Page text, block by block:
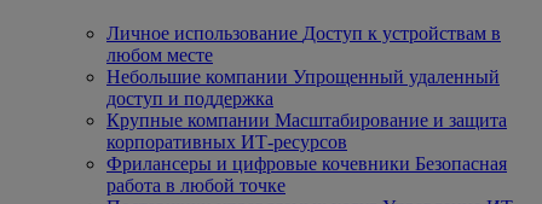
Личное использование Доступ к устройствам в
любом месте
Небольшие компании Упрощенный удаленный
доступ и поддержка
Крупные компании Масштабирование и защита
корпоративных ИТ-ресурсов
Фрилансеры и цифровые кочевники Безопасная
работа в любой точке